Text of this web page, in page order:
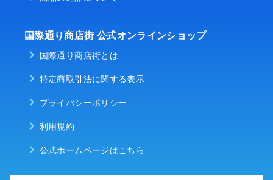
国際通り商店街 公式オンラインショップ
国際通り商店街とは
特定商取引法に関する表示
プライバシーポリシー
利用規約
公式ホームページはこちら